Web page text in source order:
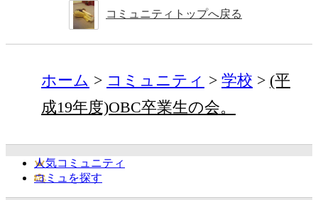
コミュニティトップへ戻る
ホーム コミュニティ 学校
(平
成19年度)OBC卒業生の会。
人気コミュニティ
コミュを探す